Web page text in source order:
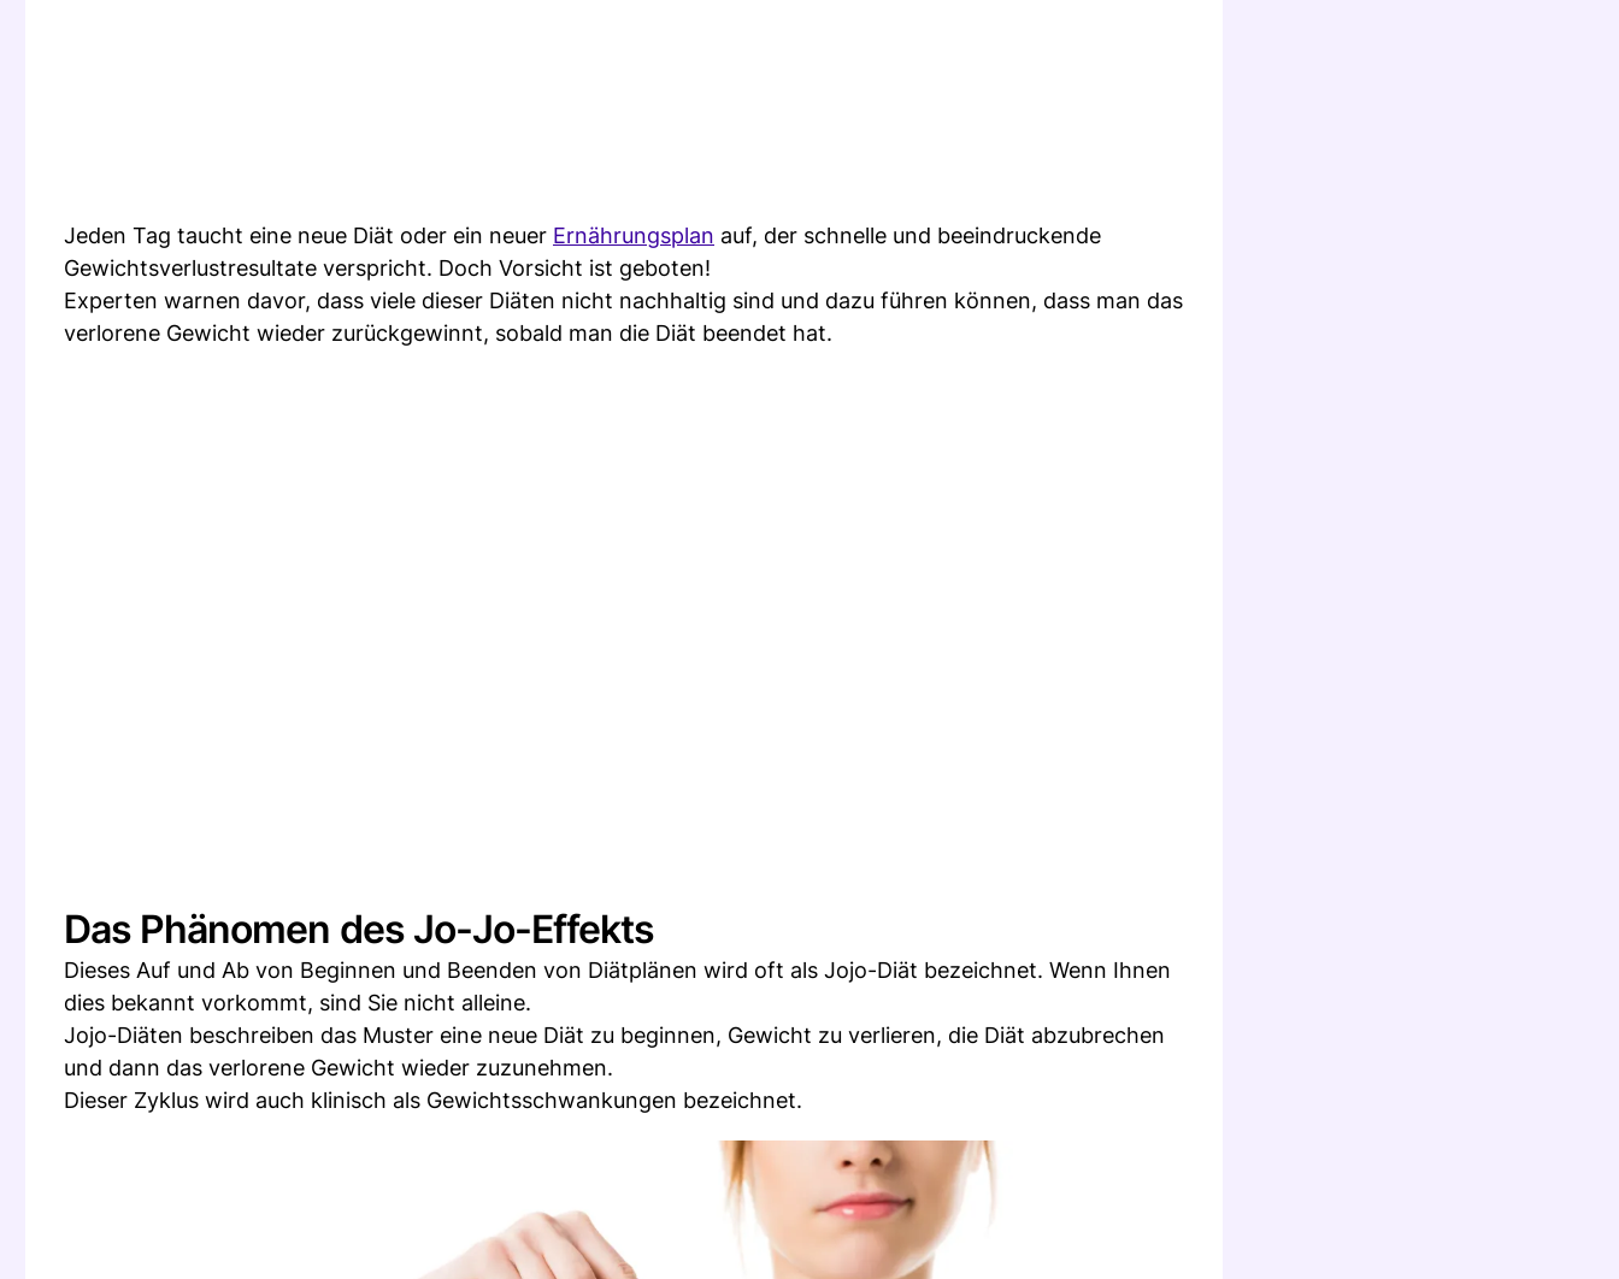
Jeden Tag taucht eine neue Diät oder ein neuer Ernährungsplan auf, der schnelle und beeindruckende
Gewichtsverlustresultate verspricht. Doch Vorsicht ist geboten!
Experten warnen davor, dass viele dieser Diäten nicht nachhaltig sind und dazu führen können, dass man das
verlorene Gewicht wieder zurückgewinnt, sobald man die Diät beendet hat.
Das Phänomen des Jo-Jo-Effekts
Dieses Auf und Ab von Beginnen und Beenden von Diätplänen wird oft als Jojo-Diät bezeichnet. Wenn Ihnen
dies bekannt vorkommt, sind Sie nicht alleine.
Jojo-Diäten beschreiben das Muster eine neue Diät zu beginnen, Gewicht zu verlieren, die Diät abzubrechen
und dann das verlorene Gewicht wieder zuzunehmen.
Dieser Zyklus wird auch klinisch als Gewichtsschwankungen bezeichnet.